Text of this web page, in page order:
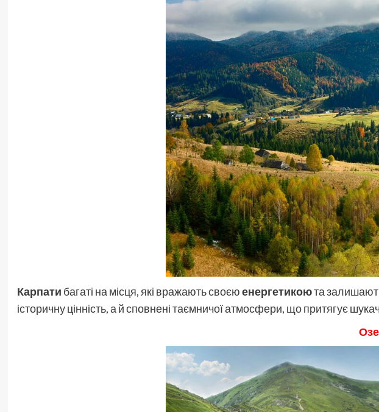
Карпати багаті на місця, які вражають своєюенергетикоюта
історичну цінність, а й сповнені таємничої атмосфери, що притягує